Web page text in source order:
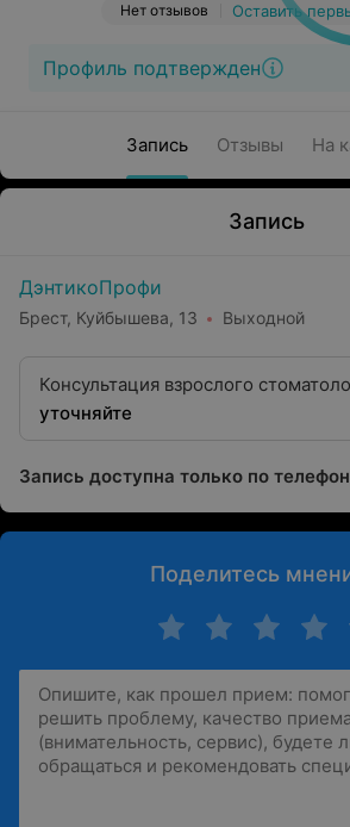
Нет отзывов Оставить
Профиль подтвержден
Запись Отзывы На
Запись
ДэнтикоПрофи
Брест, Куйбышева, 13 Выходной
Консультация взрослого
уточняйте
Запись доступна только по
Поделитесь